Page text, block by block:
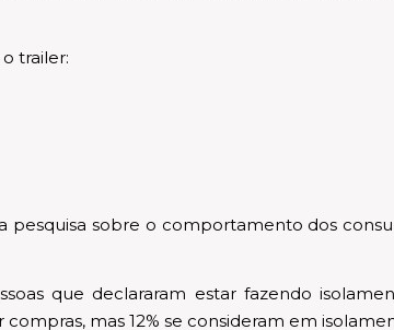
trailer:
sobre o comportamento dos
que declararam estar fazendo
mas 12% se consideram em